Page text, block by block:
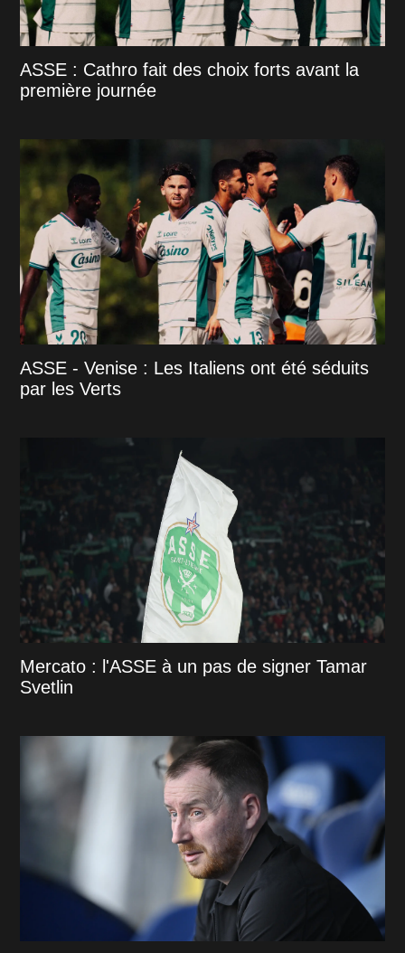
ASSE : Cathro fait des choix forts avant la
première journée
ASSE - Venise : Les Italiens ont été séduits
par les Verts
Mercato : l'ASSE à un pas de signer Tamar
Svetlin